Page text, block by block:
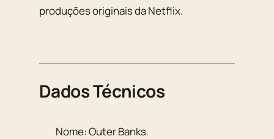
produções originais da Netflix.
Dados Técnicos
Nome:Outer Banks.